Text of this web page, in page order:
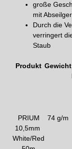
große
mit
Durch die
verringert
Staub
Produkt Gewicht
PRIUM
10,5mm
White/Red
74 g/m